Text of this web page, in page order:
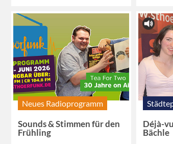
Neues Radioprogramm
Sounds & Stimmen für den
Frühling
Déjà-
Bächle